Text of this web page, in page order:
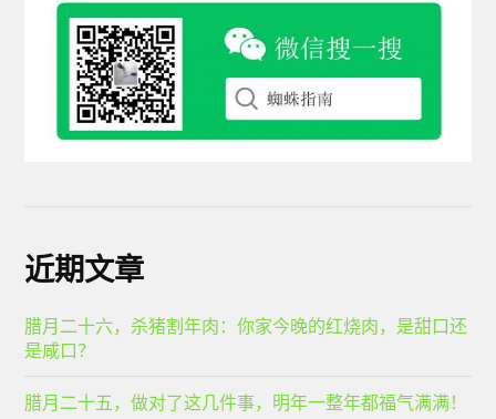
近期文章
腊月二十六，杀猪割年肉：你家今晚的红烧肉，是甜口还
是咸口？
腊月二十五，做对了这几件事，明年一整年都福气满满！